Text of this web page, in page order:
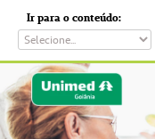
Ir para o conteúdo: